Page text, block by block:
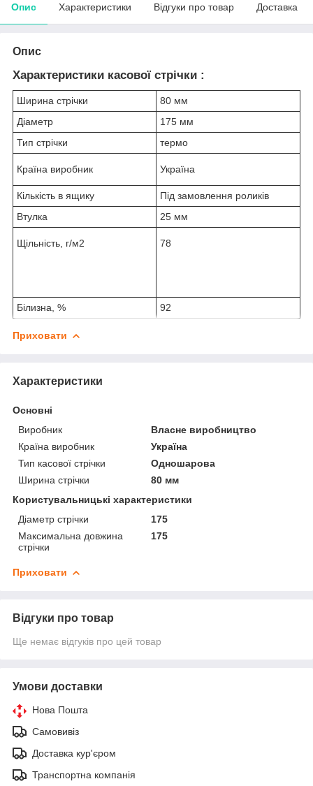
Опис Характеристики Відгуки про товар Доставка
Опис
Характеристики касової стрічки :
Ширина стрічки
80 мм
Діаметр
175 мм
Тип стрічки
термо
Країна виробник Україна
Кількість в ящику
Під замовлення роликів
Втулка
25 мм
Щільність, г/м2 78
Білизна, % 92
Приховати
Характеристики
Основні
Виробник
Власне виробництво
Країна виробник
Україна
Тип касової стрічки
Одношарова
Ширина стрічки
80 мм
Користувальницькі характеристики
Діаметр стрічки
175
Максимальна довжина
стрічки
175
Приховати
Відгуки про товар
Ще немає відгуків про цей товар
Умови доставки
Нова Пошта
Самовивіз
Доставка кур'єром
Транспортна компанія